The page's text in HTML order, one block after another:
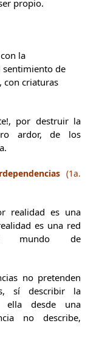
propio.
la
sentimiento de
con criaturas
por destruir la
ardor, de los
(1a.
realidad es una
es una red
mundo de
no pretenden
sí describir la
ella desde una
no describe,